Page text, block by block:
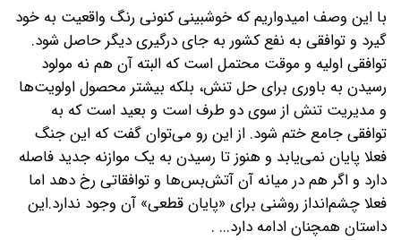
با این وصف امیدواریم که خوشبینی کنونی رنگ واقعیت به خود
گیرد و توافقی به نفع کشور به جای درگیری دیگر حاصل شود.
توافقی اولیه و موقت محتمل است که البته آن هم نه مولود
رسیدن به باوری برای حل تنش، بلکه بیشتر محصول اولویت‌ها
و مدیریت تنش از سوی دو طرف است و بعید است که به
توافقی جامع ختم شود. از این رو می‌توان گفت که این جنگ
فعلا پایان نمی‌یابد و هنوز تا رسیدن به یک موازنه جدید فاصله
دارد و اگر هم در میانه آن آتش‌بس‌ها و توافقاتی رخ دهد اما
فعلا چشم‌انداز روشنی برای «پایان قطعی» آن وجود ندارد.این
داستان همچنان ادامه دارد... .